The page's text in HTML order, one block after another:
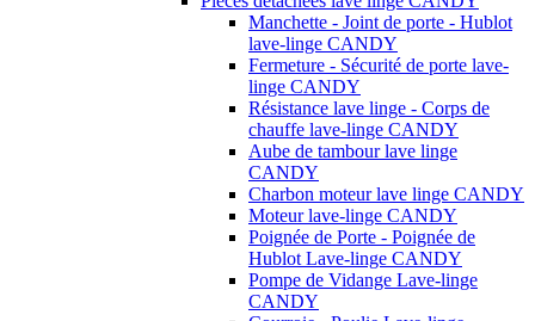
Manchette - Joint de porte - Hublot
lave-linge CANDY
Fermeture - Sécurité de porte lave-
linge CANDY
Résistance lave linge - Corps de
chauffe lave-linge CANDY
Aube de tambour lave linge
CANDY
Charbon moteur lave linge CANDY
Moteur lave-linge CANDY
Poignée de Porte - Poignée de
Hublot Lave-linge CANDY
Pompe de Vidange Lave-linge
CANDY